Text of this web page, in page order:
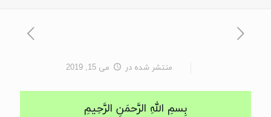
منتشر شده در می 15, 2019
بِسمِ اللهِ الرَّحمَنِ الرَّحِيمِ